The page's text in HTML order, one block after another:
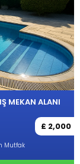
MEKAN ALANI
£ 2,000
Mutfak